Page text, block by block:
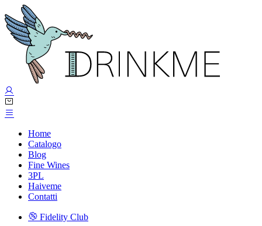
Home
Catalogo
Blog
Fine Wines
3PL
Haiveme
Contatti
Fidelity Club